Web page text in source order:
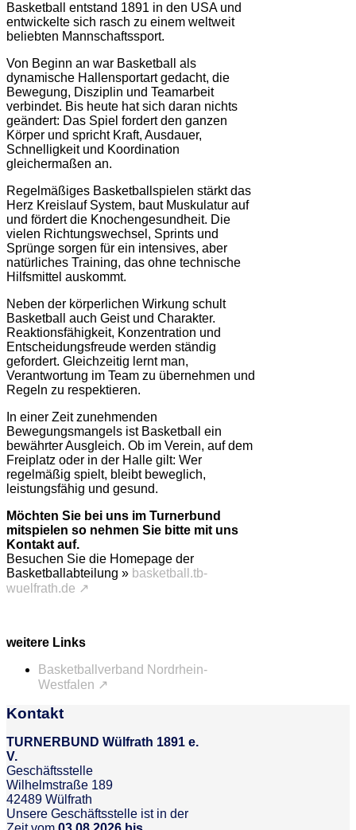
Basketball entstand 1891 in den USA und
entwickelte sich rasch zu einem weltweit
beliebten Mannschaftssport.
Von Beginn an war Basketball als
dynamische Hallensportart gedacht, die
Bewegung, Disziplin und Teamarbeit
verbindet. Bis heute hat sich daran nichts
geändert: Das Spiel fordert den ganzen
Körper und spricht Kraft, Ausdauer,
Schnelligkeit und Koordination
gleichermaßen an.
Regelmäßiges Basketballspielen stärkt das
Herz Kreislauf System, baut Muskulatur auf
und fördert die Knochengesundheit. Die
vielen Richtungswechsel, Sprints und
Sprünge sorgen für ein intensives, aber
natürliches Training, das ohne technische
Hilfsmittel auskommt.
Neben der körperlichen Wirkung schult
Basketball auch Geist und Charakter.
Reaktionsfähigkeit, Konzentration und
Entscheidungsfreude werden ständig
gefordert. Gleichzeitig lernt man,
Verantwortung im Team zu übernehmen und
Regeln zu respektieren.
In einer Zeit zunehmenden
Bewegungsmangels ist Basketball ein
bewährter Ausgleich. Ob im Verein, auf dem
Freiplatz oder in der Halle gilt: Wer
regelmäßig spielt, bleibt beweglich,
leistungsfähig und gesund.
Möchten Sie bei uns im Turnerbund
mitspielen so nehmen Sie bitte mit uns
Kontakt auf.
Besuchen Sie die Homepage der
Basketballabteilung » basketball.tb-
wuelfrath.de ↗
weitere Links
Basketballverband Nordrhein-
Westfalen ↗
Kontakt
TURNERBUND Wülfrath 1891 e.
V.
Geschäftsstelle
Wilhelmstraße 189
42489 Wülfrath
Unsere Geschäftsstelle ist in der